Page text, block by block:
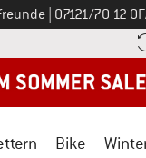
Ruf uns an
07121/70 12 0
Infos hier!
Bike